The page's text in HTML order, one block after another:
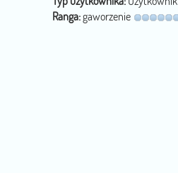
Ranga:gaworzenie